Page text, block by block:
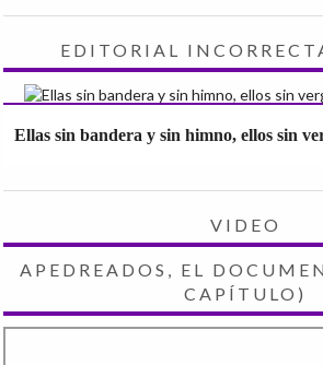
EDITORIAL
Ellas sin bandera y sin himno, ellos sin
VIDEO
APEDREADOS, EL
CAPÍTULO)